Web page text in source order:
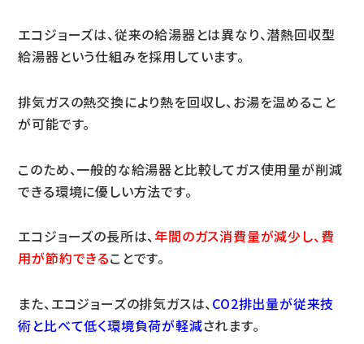
エコジョーズは、従来の給湯器とは異なり、潜熱回収型
給湯器という仕組みを採用しています。
排気ガスの熱交換により熱を回収し、お湯を温めること
が可能です。
このため、一般的な給湯器と比較してガス使用量が削減
できる環境に優しい方法です。
エコジョーズの長所は、年間のガス消費量が減少し、費
用が節約できることです。
また、エコジョーズの排気ガスは、CO2排出量が従来技
術と比べて低く環境負荷が軽減されます。